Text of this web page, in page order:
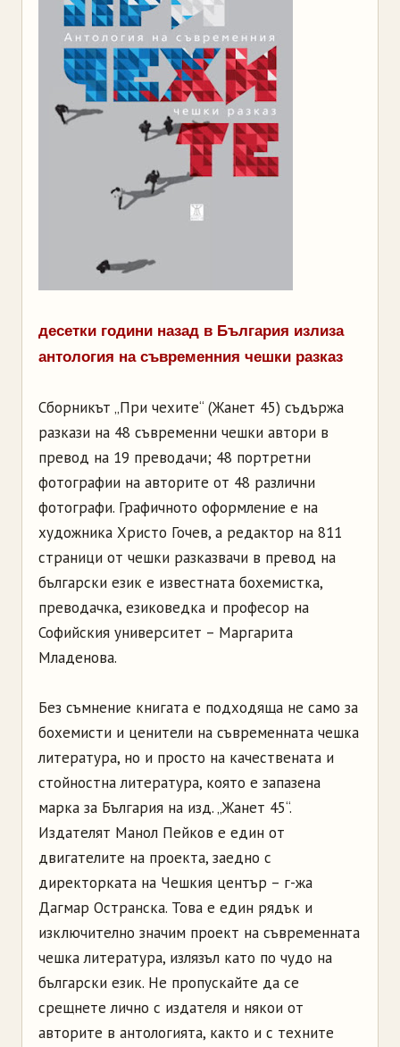
десетки години назад в България излиза
антология на съвременния чешки разказ
Сборникът „При чехите“ (Жанет 45) съдържа
разкази на 48 съвременни чешки автори в
превод на 19 преводачи; 48 портретни
фотографии на авторите от 48 различни
фотографи. Графичното оформление е на
художника Христо Гочев, а редактор на 811
страници от чешки разказвачи в превод на
български език е известната бохемистка,
преводачка, езиковедка и професор на
Софийския университет – Маргарита
Младенова.
Без съмнение книгата е подходяща не само за
бохемисти и ценители на съвременната чешка
литература, но и просто на качествената и
стойностна литература, която е запазена
марка за България на изд. „Жанет 45“.
Издателят Манол Пейков е един от
двигателите на проекта, заедно с
директорката на Чешкия център – г-жа
Дагмар Остранска. Това е един рядък и
изключително значим проект на съвременната
чешка литература, излязъл като по чудо на
български език. Не пропускайте да се
срещнете лично с издателя и някои от
авторите в антологията, както и с техните